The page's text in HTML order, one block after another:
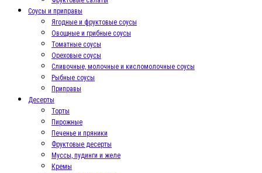
Соусы и приправы
Ягодные и фруктовые соусы
Овощные и грибные соусы
Томатные соусы
Ореховые соусы
Сливочные, молочные и кисломолочные соусы
Рыбные соусы
Приправы
Десерты
Торты
Пирожные
Печенье и пряники
Фруктовые десерты
Муссы, пудинги и желе
Кремы